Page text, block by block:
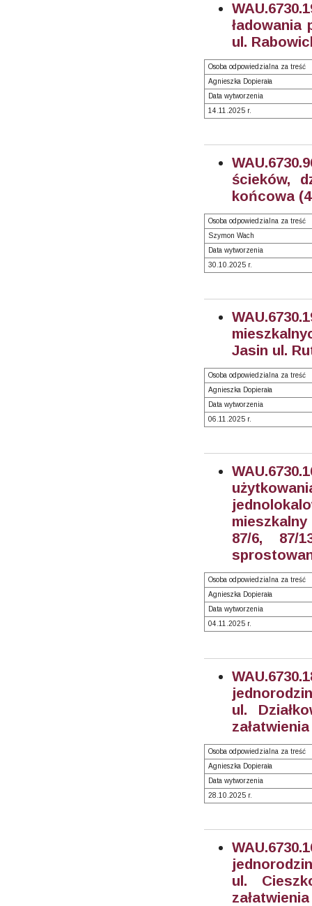
ładowania
ul.
Osoba odpowiedzialna za treść
Agnieszka Dopierała
Data wytworzenia
14.11.2025 r.
ścieków,
końcowa
Osoba odpowiedzialna za treść
Szymon Wach
Data wytworzenia
30.10.2025 r.
Jasin ul.
Osoba odpowiedzialna za treść
Agnieszka Dopierała
Data wytworzenia
06.11.2025 r.
87/6, 87/
Osoba odpowiedzialna za treść
Agnieszka Dopierała
Data wytworzenia
04.11.2025 r.
ul.
Osoba odpowiedzialna za treść
Agnieszka Dopierała
Data wytworzenia
28.10.2025 r.
ul.